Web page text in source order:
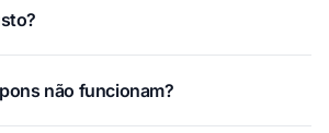
não funcionam?